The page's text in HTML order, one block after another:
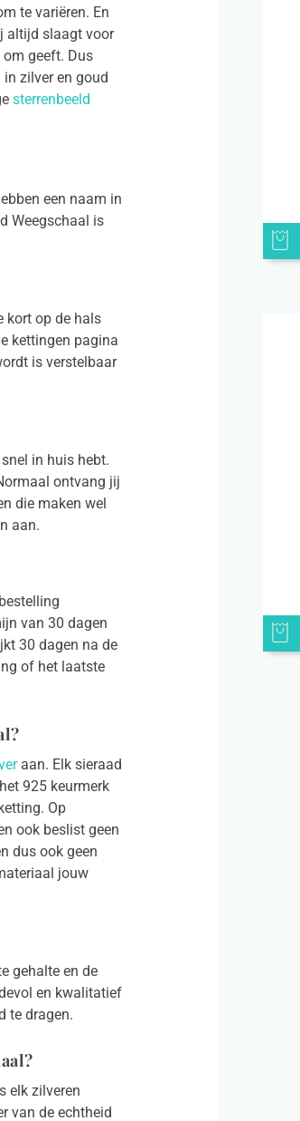
te variëren. En
altijd slaagt voor
geeft. Dus
zilver en goud
sterrenbeeld
een naam in
Weegschaal is
kort op de hals
kettingen pagina
is verstelbaar
in huis hebt.
ontvang jij
die maken wel
aan.
van 30 dagen
30 dagen na de
of het laatste
aan. Elk sieraad
925 keurmerk
Op
ook beslist geen
dus ook geen
jouw
gehalte en de
en kwalitatief
te dragen.
elk zilveren
van de echtheid